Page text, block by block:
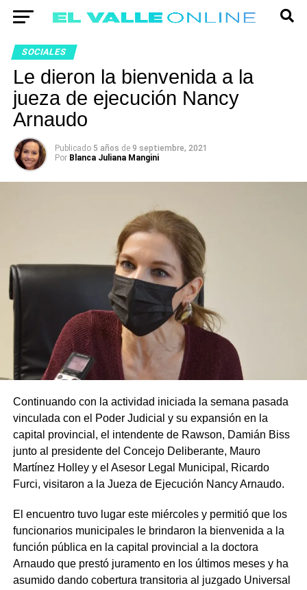
SOCIALES
Le dieron la bienvenida a la
jueza de ejecución Nancy
Arnaudo
Publicado 5 años de 9 septiembre, 2021
Por Blanca Juliana Mangini
Continuando con la actividad iniciada la semana pasada
vinculada con el Poder Judicial y su expansión en la
capital provincial , el intendente de Rawson, Damián Biss
junto al presidente del Concejo Deliberante, Mauro
Martínez Holleyy el Asesor Legal Municipal, Ricardo
Furci, visitaron a la Jueza de Ejecución NancyArnaudo.
El encuentro tuvo lugar este miércoles y permitió que los
funcionarios municipales le brindaron la bienvenida a la
función pública en la capital provincial a la doctora
Arnaudoque prestó juramento en los últimos meses y ha
asumido dando cobertura transitoria al juzgado Universal